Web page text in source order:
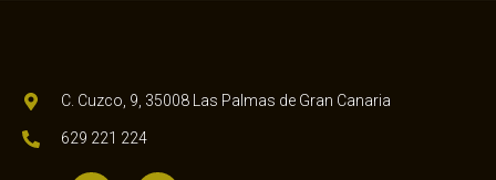
C. Cuzco, 9, 35008 Las Palmas de Gran Canaria
629 221 224